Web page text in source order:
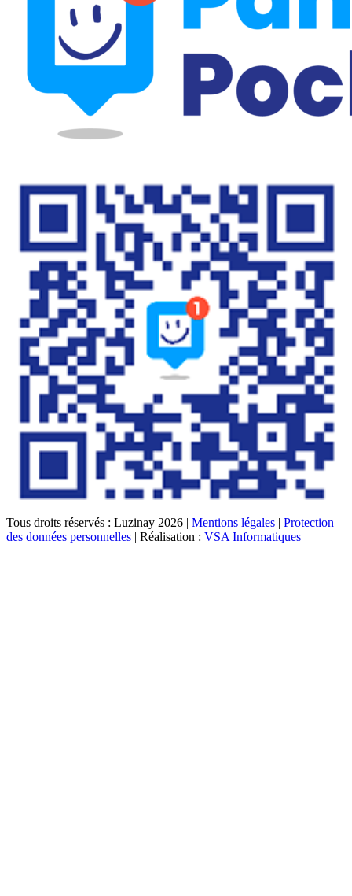
Tous droits réservés : Luzinay 2026 | Mentions légales | Protection
des données personnelles | Réalisation : VSA Informatiques